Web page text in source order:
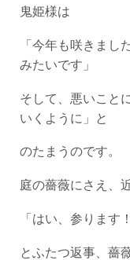
鬼姫様は
「今年も咲きまし
みたいです」
そして、悪いこと
いくように」と
のたまうのです。
庭の薔薇にさえ、
「はい、参ります！
とふたつ返事、薔